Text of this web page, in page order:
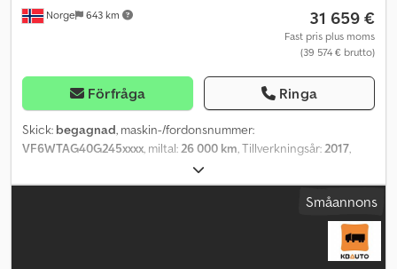
Norge 643 km 31 659 €
Fast pris plus moms
(39 574 € brutto)
Förfråga Ringa
Skick: begagnad, maskin-/fordonsnummer:
VF6WTAG40G245xxxx, miltal:26 000 km, Tillverkningsår:2017,
Vänligen ange referensnummer vid förfrågan: 23771
Specifikationer: Tillverkningsår: 2017 Kilometerställning: 26 000
EU-godkänd till: 22.01.27 Euro 6 Automatväxellåda Däck (se bilder)
Främre fjädring: parabelfjädring Bakre fjädring: parabelfjädring
flaklängd: 3,906 m Invändig flakbredd: 2,328 m Nedfällbara sidor
Småannons